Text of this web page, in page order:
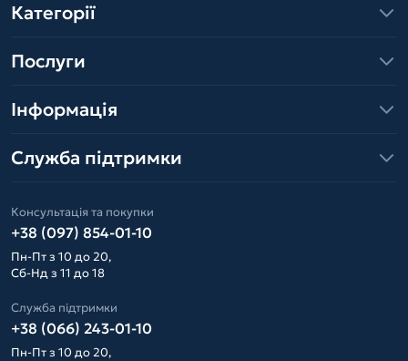
Категорії
Послуги
Інформація
Служба підтримки
Консультація та покупки
+38 (097) 854-01-10
Пн-Пт з 10 до 20,
Сб-Нд з 11 до 18
Служба підтримки
+38 (066) 243-01-10
Пн-Пт з 10 до 20,